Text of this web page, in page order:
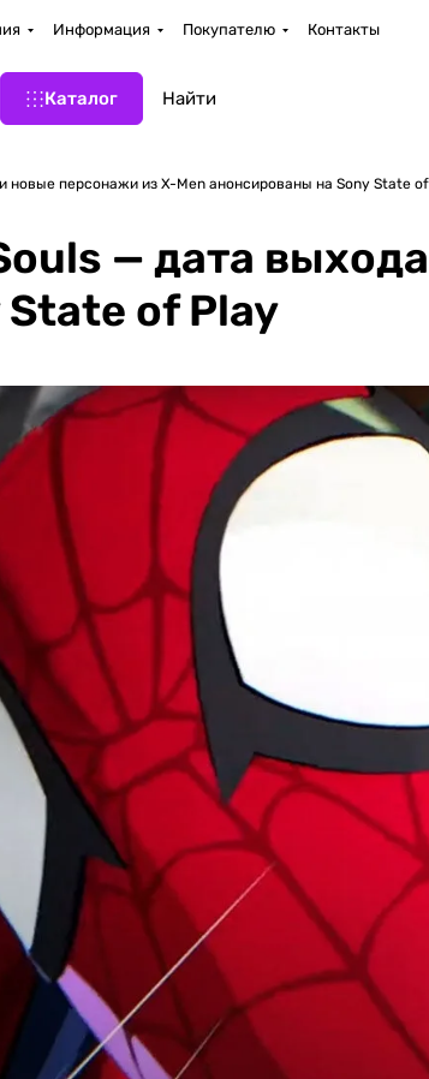
Информация Покупателю Контакты
Каталог
новые персонажи из X-Men анонсированы на Sony State
— дата
of Play